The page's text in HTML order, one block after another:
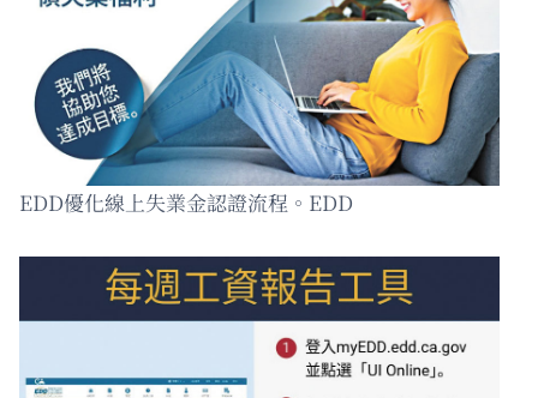
EDD優化線上失業金認證流程。EDD